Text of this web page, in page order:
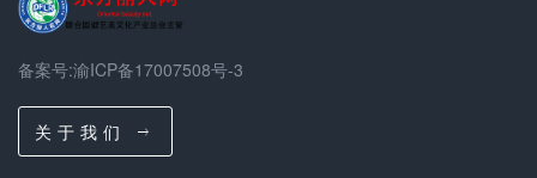
备案号:渝ICP备17007508号-3
关 于 我 们